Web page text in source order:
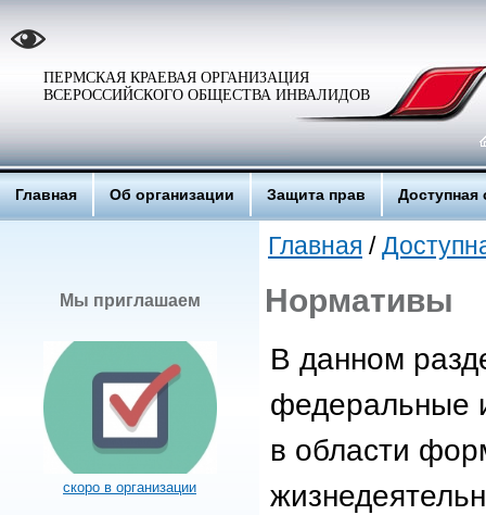
ПЕРМСКАЯ КРАЕВАЯ ОРГАНИЗАЦИЯ
ВСЕРОССИЙСКОГО ОБЩЕСТВА ИНВАЛИДОВ
Главная Об организации Защита прав Доступная
Мы приглашаем
скоро в организации
Главная /
Нормативы
В данном
федеральные
в области